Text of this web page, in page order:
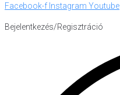
Facebook-f Instagram Youtube
Bejelentkezés/Regisztráció